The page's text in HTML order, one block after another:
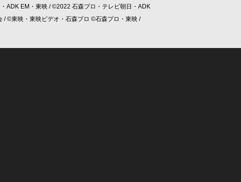
ADK EM・東映 / ©2022 石森プロ・テレビ朝日・ADK
/ ©東映・東映ビデオ・石森プロ ©石森プロ・東映 /